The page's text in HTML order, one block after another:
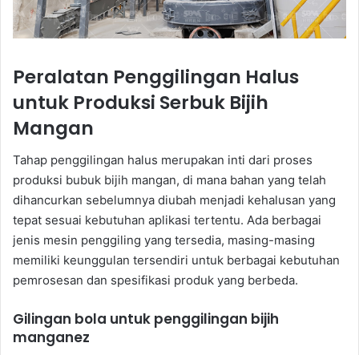
Peralatan Penggilingan Halus
untuk Produksi Serbuk Bijih
Mangan
Tahap penggilingan halus merupakan inti dari proses
produksi bubuk bijih mangan, di mana bahan yang telah
dihancurkan sebelumnya diubah menjadi kehalusan yang
tepat sesuai kebutuhan aplikasi tertentu. Ada berbagai
jenis mesin penggiling yang tersedia, masing-masing
memiliki keunggulan tersendiri untuk berbagai kebutuhan
pemrosesan dan spesifikasi produk yang berbeda.
Gilingan bola untuk penggilingan bijih
manganez